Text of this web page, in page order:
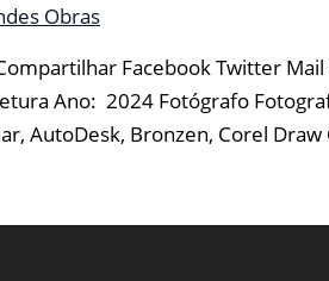
Obras
Facebook Twitter
Ano: 2024 Fotógrafo
AutoDesk, Bronzen, Corel